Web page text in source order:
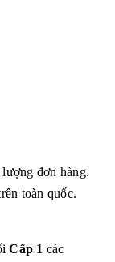
đơn hàng.
toàn quốc.
Cấp 1 các